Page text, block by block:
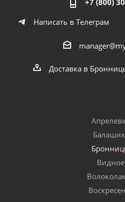
Написать в Телеграм
Доставка в
Видное